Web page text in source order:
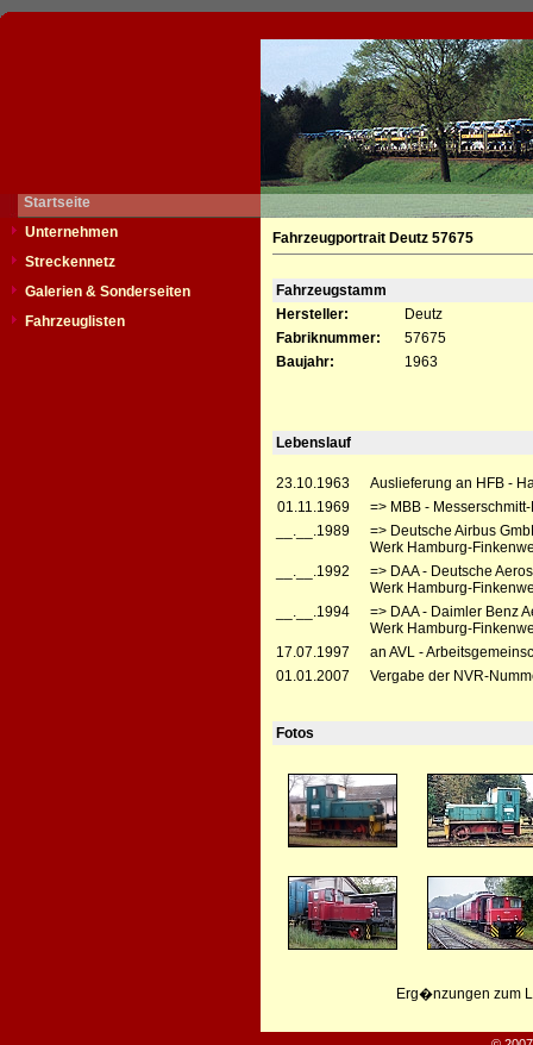
Startseite
Unternehmen
Streckennetz
Galerien & Sonderseiten
Fahrzeuglisten
Fahrzeugportrait Deutz 57675
Fahrzeugstamm
Hersteller:
Deutz
Fabriknummer:
57675
Baujahr:
1963
Lebenslauf
23.10.1963
Auslieferung an HFB -
01.11.1969
=> MBB -
__.__.1989
=> Deutsche Airbus
Werk Hamburg-
__.__.1992
=> DAA - Deutsche
Werk Hamburg-
__.__.1994
=> DAA - Daimler Benz
Werk Hamburg-
17.07.1997
an AVL -
01.01.2007
Vergabe der NVR-
Fotos
Erg�nzungen zum